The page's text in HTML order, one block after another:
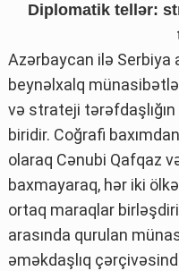
Diplomatik tellər:
Azərbaycan ilə Serbiya
beynəlxalq
və strateji
biridir. Coğrafi
olaraq Cənubi Qafqaz
baxmayaraq, hər iki
ortaq maraqlar
arasında qurulan
əməkdaşlıq